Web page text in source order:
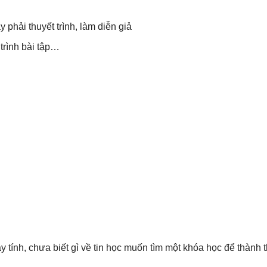
phải thuyết trình, làm diễn giả
trình bài tập…
chưa biết gì về tin học muốn tìm một khóa học để thành